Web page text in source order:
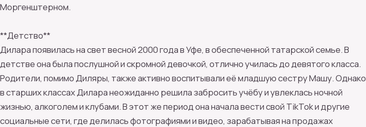
Моргенштерном.
**Детство**
Дилара появилась на свет весной 2000 года в Уфе, в обеспеченной татарской семье. В
детстве она была послушной и скромной девочкой, отлично училась до девятого класса.
Родители, помимо Диляры, также активно воспитывали её младшую сестру Машу. Однако
в старших классах Дилара неожиданно решила забросить учёбу и увлеклась ночной
жизнью, алкоголем и клубами. В этот же период она начала вести свой TikTok и другие
социальные сети, где делилась фотографиями и видео, зарабатывая на продажах